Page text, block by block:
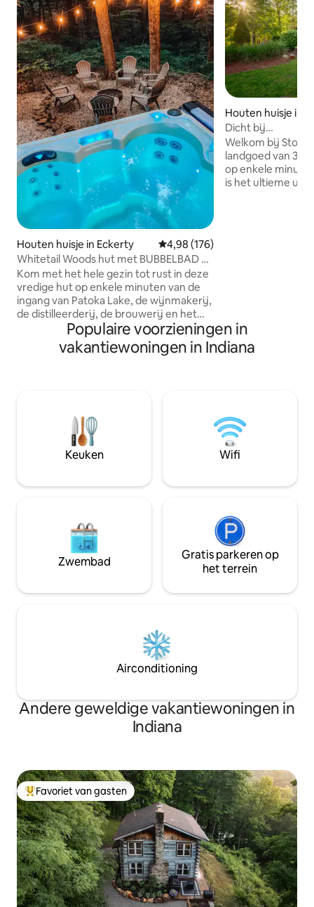
Houten huisje in Eckerty Gemiddelde beoordeling van
4,98 (176)
Whitetail Woods hut met BUBBELBAD en
Patoka-pas
Kom met het hele gezin tot rust in deze
vredige hut op enkele minuten van de
ingang van Patoka Lake, de wijnmakerij,
de distilleerderij, de brouwerij en het
romantische uitjes, damesweekenden
en jachttochten. Het houten huisje is
personen, schommelen op de
overdekte veranda en het roosteren
van marshmallows rond de vuurplaats in
de achtertuin. De hut ligt op een klein
Baden.
Houten huisje in
Dicht bij
Welkom bij
landgoed van 3
op enkele minuten
is het ultieme uitje! Bij het betreden
Perfect
toevluchtsoord
personen.
Populaire voorzieningen in
vakantiewoningen in Indiana
Keuken Wifi
Zwembad
Gratis parkeren op
het terrein
Airconditioning
Andere geweldige vakantiewoningen in
Indiana
Topfavoriet van gasten
Favoriet van gasten